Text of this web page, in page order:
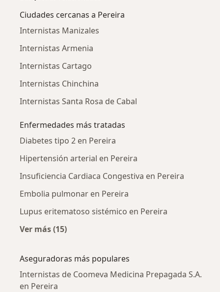
Ciudades cercanas a Pereira
Internistas Manizales
Internistas Armenia
Internistas Cartago
Internistas Chinchina
Internistas Santa Rosa de Cabal
Enfermedades más tratadas
Diabetes tipo 2 en Pereira
Hipertensión arterial en Pereira
Insuficiencia Cardiaca Congestiva en Pereira
Embolia pulmonar en Pereira
Lupus eritematoso sistémico en Pereira
Ver más (15)
Aseguradoras más populares
Internistas de Coomeva Medicina Prepagada S.A.
en Pereira